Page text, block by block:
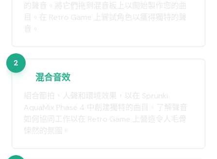
的聲音。將它們拖到混音板上以開始製作您的曲
目。在 Retro Game 上嘗試角色以獲得獨特的聲
音。
2
混合音效
組合節拍、人聲和環境效果，以在 Sprunki
AquaMix Phase 4 中創建獨特的曲目。了解聲音
如何協同工作以在 Retro Game 上營造令人毛骨
悚然的氛圍。